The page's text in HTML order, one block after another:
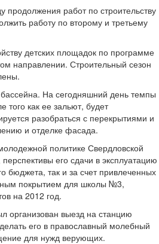
работ по строительству
работу по второму и третьему
детских площадок по программе
направлении. Строительный сезон
На сегодняшний день темпы
того как ее зальют, будет
разобраться с перекрытиями и
и отделке фасада.
политике Свердловской
его сдачи в эксплуатацию
бюджета, так и за счет привлеченных
покрытием для школы №3,
на 2012 год.
организован выезд на станцию
его в православный молебный
для нужд верующих.